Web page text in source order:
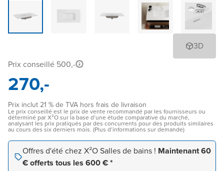
3D
Prix conseillé 500,-
270,-
Prix inclut 21 % de TVA hors frais de livraison
Le prix conseillé est le prix de vente recommandé par les fournisseurs ou
déterminé par X²O sur la base d’une étude comparative du marché,
analysant les prix pratiqués par des concurrents pour des produits similaires
au cours des six derniers mois. (Plus d’informations sur demande)
Offres d'été chez X²O Salles de bains ! Maintenant 60
€ offerts tous les 600 € *